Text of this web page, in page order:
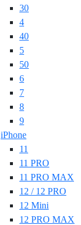
30
4
40
5
50
6
7
8
9
iPhone
11
11 PRO
11 PRO MAX
12 / 12 PRO
12 Mini
12 PRO MAX